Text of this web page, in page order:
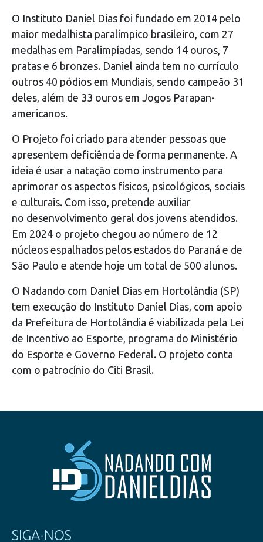
O Instituto Daniel Dias foi fundado em 2014 pelo
maior medalhista paralímpico brasileiro, com 27
medalhas em Paralimpíadas, sendo 14 ouros, 7
pratas e 6 bronzes. Daniel ainda tem no currículo
outros 40 pódios em Mundiais, sendo campeão 31
deles, além de 33 ouros em Jogos Parapan-
americanos.
O Projeto foi criado para atender pessoas que
apresentem deficiência de forma permanente. A
ideia é usar a natação como instrumento para
aprimorar os aspectos físicos, psicológicos, sociais
e culturais. Com isso, pretende auxiliar
no desenvolvimento geral dos jovens atendidos.
Em 2024 o projeto chegou ao número de 12
núcleos espalhados pelos estados do Paraná e de
São Paulo e atende hoje um total de 500 alunos.
O Nadando com Daniel Dias em Hortolândia (SP)
tem execução do Instituto Daniel Dias, com apoio
da Prefeitura de Hortolândia é viabilizada pela Lei
de Incentivo ao Esporte, programa do Ministério
do Esporte e Governo Federal. O projeto conta
com o patrocínio do Citi Brasil.
SIGA-NOS